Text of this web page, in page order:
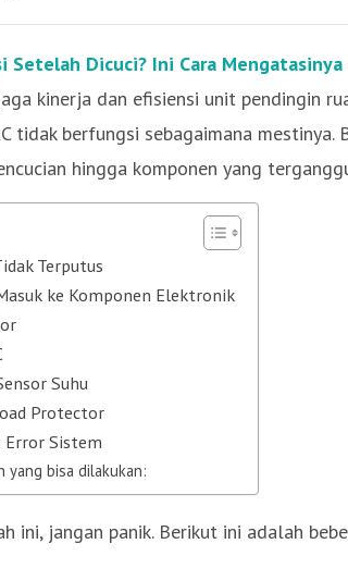
Setelah Dicuci? Ini Cara Mengatasinya
kinerja dan efisiensi unit pendingin
tidak berfungsi sebagaimana
hingga komponen yang
Terputus
ke Komponen Elektronik
Suhu
Protector
Error Sistem
yang bisa dilakukan:
ini, jangan panik. Berikut ini adalah